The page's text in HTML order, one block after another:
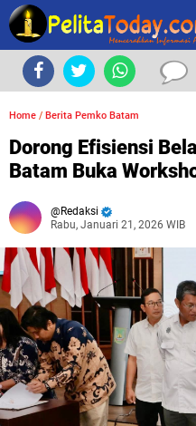
Home / Berita Pemko Batam
Dorong Efisiensi
Batam Buka
Redaksi
Rabu, Januari 21, 2026 WIB